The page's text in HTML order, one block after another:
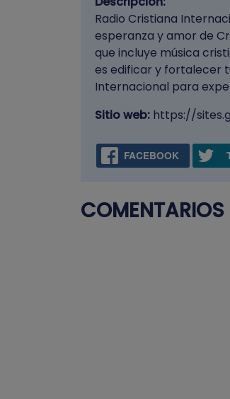
Radio Cristiana
esperanza y amor de
que incluye música
es edificar y fortalecer
Internacional para
Sitio web: https://
FACEBOOK
COMENTARIOS